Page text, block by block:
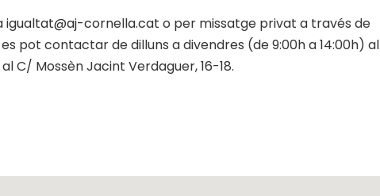
igualtat@aj-cornella.cat o per missatge privat a través de
pot contactar de dilluns a divendres (de 9:00h a 14:00h) al
C/ Mossèn Jacint Verdaguer, 16-18.